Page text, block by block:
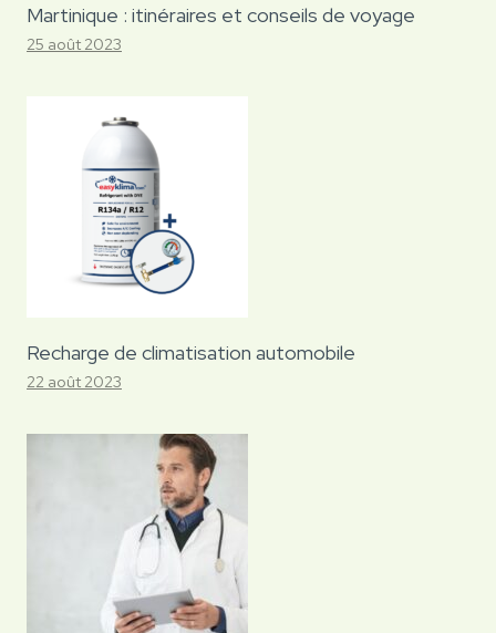
Martinique : itinéraires et conseils de voyage
25 août 2023
Recharge de climatisation automobile
22 août 2023